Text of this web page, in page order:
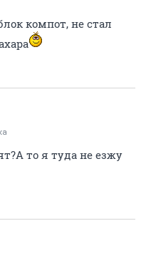
компот, не стал
то я туда не езжу